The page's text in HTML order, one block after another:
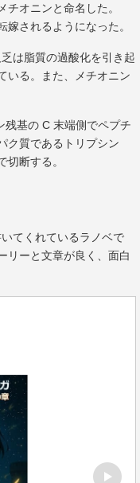
オニンと命名した。
されるようになった。
は脂質の過酸化を引き起
いる。また、メチオニン
基の C 末端側でペプチ
ク質であるトリプシン
断する。
てくれているラノベで
リーと文章が良く、面白